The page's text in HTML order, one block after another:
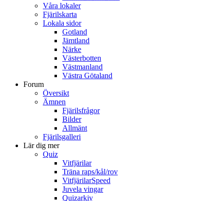
Våra lokaler
Fjärilskarta
Lokala sidor
Gotland
Jämtland
Närke
Västerbotten
Västmanland
Västra Götaland
Forum
Översikt
Ämnen
Fjärilsfrågor
Bilder
Allmänt
Fjärilsgalleri
Lär dig mer
Quiz
Vitfjärilar
Träna raps/kål/rov
VitfjärilarSpeed
Juvela vingar
Quizarkiv